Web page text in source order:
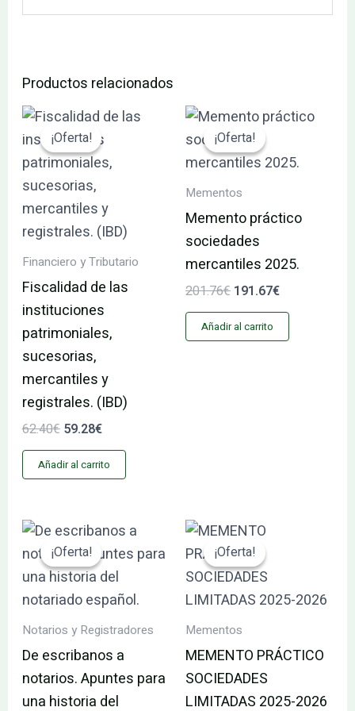
Productos relacionados
¡Oferta!
¡Oferta!
Financiero y Tributario
Fiscalidad de las
instituciones
patrimoniales,
sucesorias,
mercantiles y
registrales. (IBD)
62.40€
El
precio
original
era:
62.40€.
59.28€
El
actual
es:
Añadir al carrito
¡Oferta!
¡Oferta!
Mementos
Memento práctico
sociedades
mercantiles 2025.
201.76€
El
precio
original
era:
191.67€
El
es:
Añadir al carrito
¡Oferta!
¡Oferta!
Notarios y Registradores
De escribanos a
notarios. Apuntes para
una historia del
El
precio
original
era:
29.95€.
El
precio
actual
es:
28.45€.
¡Oferta!
¡Oferta!
Mementos
MEMENTO PRÁCTICO
SOCIEDADES
LIMITADAS 2025-2026
El
precio
original
era:
146.64€.139.31€.